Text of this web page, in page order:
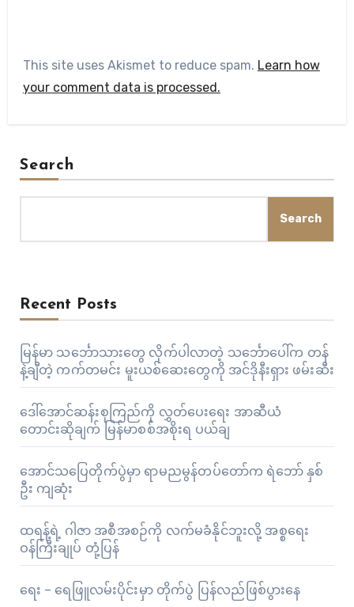
This site uses Akismet to reduce spam. Learn how
your comment data is processed.
Search
Search
Recent Posts
မြန်မာ သင်္ဘောသားတွေ လိုက်ပါလာတဲ့ သင်္ဘောပေါ်က တန်
နဲ့ချီတဲ့ ကက်တမင်း မူးယစ်ဆေးတွေကို အင်ဒိုနီးရှား ဖမ်းဆီး
ဒေါ်အောင်ဆန်းစုကြည်ကို လွှတ်ပေးရေး အာဆီယံ
တောင်းဆိုချက် မြန်မာစစ်အစိုးရ ပယ်ချ
အောင်သပြေတိုက်ပွဲမှာ ရာမညမွန်တပ်တော်က ရဲဘော် နှစ်
ဦး ကျဆုံး
ထရန့်ရဲ့ ဂါဇာ အစီအစဉ်ကို လက်မခံနိုင်ဘူးလို့ အစ္စရေး
ဝန်ကြီးချုပ် တုံ့ပြန်
ရေး – ရေဖြူလမ်းပိုင်းမှာ တိုက်ပွဲ ပြန်လည်ဖြစ်ပွားနေ